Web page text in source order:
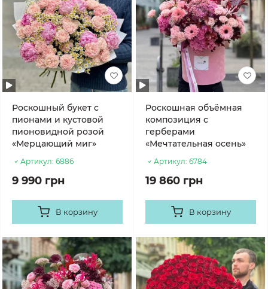
Роскошный букет с
пионами и кустовой
пионовидной розой
«Мерцающий миг»
Артикул: 6886
9 990 грн
В корзину
Роскошная объёмная
композиция с
герберами
«Мечтательная осень»
Артикул: 6784
19 860 грн
В корзину